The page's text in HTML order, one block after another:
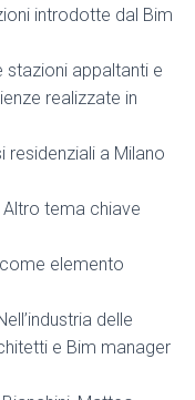
introdotte dal Bim
stazioni appaltanti e
realizzate in
residenziali a Milano
Altro tema chiave
elemento
delle
e Bim manager